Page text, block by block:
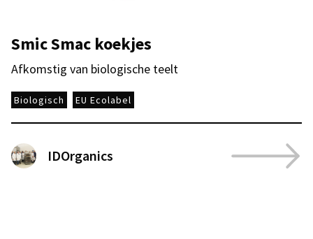
Smic Smac koekjes
Afkomstig van biologische teelt
Biologisch EU Ecolabel
IDOrganics